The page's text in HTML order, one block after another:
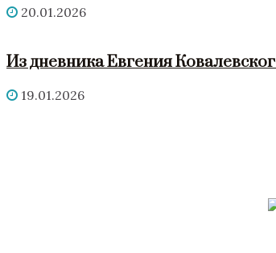
20.01.2026
Из дневника Евгения
19.01.2026